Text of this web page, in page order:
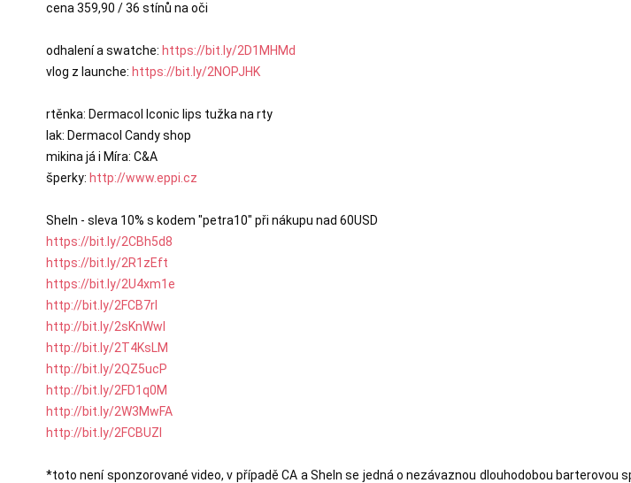
cena 359,90 / 36 stínů na oči
odhalení a swatche: https://bit.ly/2D1MHMd
vlog z launche: https://bit.ly/2NOPJHK
rtěnka: Dermacol Iconic lips tužka na rty
lak: Dermacol Candy shop
mikina já i Míra: C&A
šperky: http://www.eppi.cz
https://bit.ly/2CBh5d8
https://bit.ly/2R1zEft
https://bit.ly/2U4xm1e
http://bit.ly/2FCB7rl
http://bit.ly/2sKnWwl
http://bit.ly/2T4KsLM
http://bit.ly/2QZ5ucP
http://bit.ly/2FD1q0M
http://bit.ly/2W3MwFA
http://bit.ly/2FCBUZl
*toto není sponzorované video, v případě CA a SheIn se jedná o nezávaznou dlouhodobou barterovou